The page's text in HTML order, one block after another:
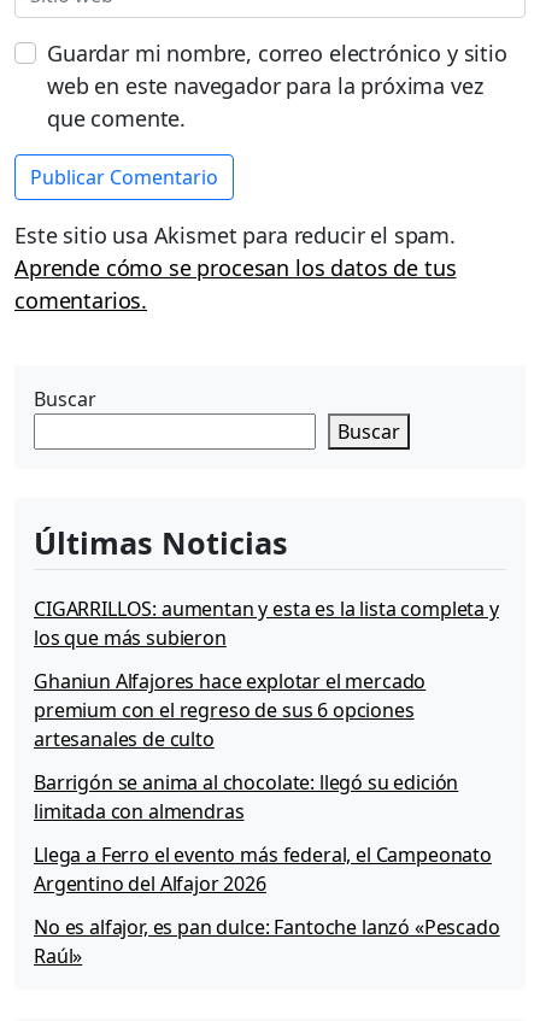
Guardar mi nombre, correo electrónico y sitio
web en este navegador para la próxima vez
que comente.
Este sitio usa Akismet para reducir el spam.
Aprende cómo se procesan los datos de tus
comentarios.
Buscar
Buscar
Últimas Noticias
CIGARRILLOS: aumentan y esta es la lista completa y
los que más subieron
Ghaniun Alfajores hace explotar el mercado
premium con el regreso de sus 6 opciones
artesanales de culto
Barrigón se anima al chocolate: llegó su edición
limitada con almendras
Llega a Ferro el evento más federal, el Campeonato
Argentino del Alfajor 2026
No es alfajor, es pan dulce: Fantoche lanzó «Pescado
Raúl»